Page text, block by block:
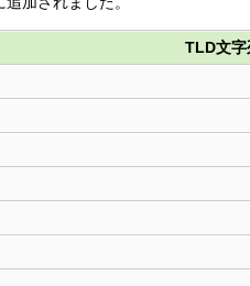
TLD文字